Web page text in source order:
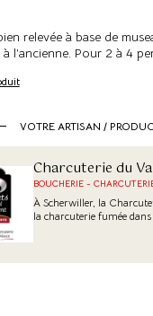
(11 avis)
relevée à base de
l’ancienne. Pour 2 à 4
VOTRE ARTISAN /
Charcuterie du
BOUCHERIE -
À Scherwiller, la
la charcuterie fumée